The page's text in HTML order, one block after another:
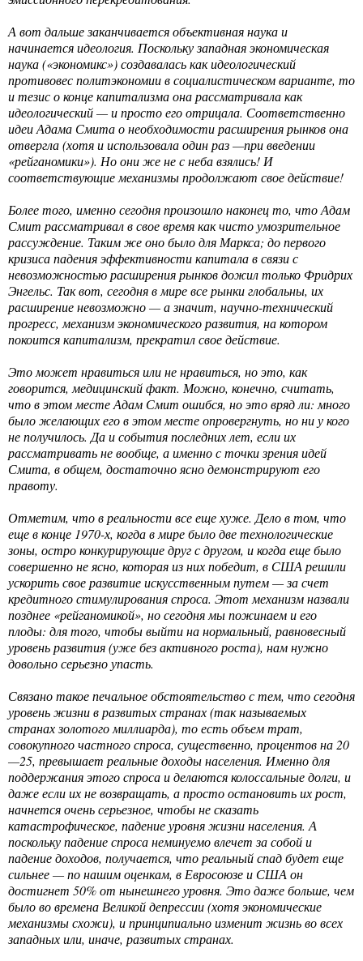
А вот дальше заканчивается объективная наука и
начинается идеология. Поскольку западная экономическая
наука («экономикс») создавалась как идеологический
противовес политэкономии в социалистическом варианте, то
и тезис о конце капитализма она рассматривала как
идеологический — и просто его отрицала. Соответственно
идеи Адама Смита о необходимости расширения рынков она
отвергла (хотя и использовала один раз —при введении
«рейганомики»). Но они же не с неба взялись! И
соответствующие механизмы продолжают свое действие!
Более того, именно сегодня произошло наконец то, что Адам
Смит рассматривал в свое время как чисто умозрительное
рассуждение. Таким же оно было для Маркса; до первого
кризиса падения эффективности капитала в связи с
невозможностью расширения рынков дожил только Фридрих
Энгельс. Так вот, сегодня в мире все рынки глобальны, их
расширение невозможно — а значит, научно-технический
прогресс, механизм экономического развития, на котором
покоится капитализм, прекратил свое действие.
Это может нравиться или не нравиться, но это, как
говорится, медицинский факт. Можно, конечно, считать,
что в этом месте Адам Смит ошибся, но это вряд ли: много
было желающих его в этом месте опровергнуть, но ни у кого
не получилось. Да и события последних лет, если их
рассматривать не вообще, а именно с точки зрения идей
Смита, в общем, достаточно ясно демонстрируют его
правоту.
Отметим, что в реальности все еще хуже. Дело в том, что
еще в конце 1970-х, когда в мире было две технологические
зоны, остро конкурирующие друг с другом, и когда еще было
совершенно не ясно, которая из них победит, в США решили
ускорить свое развитие искусственным путем — за счет
кредитного стимулирования спроса. Этот механизм назвали
позднее «рейганомикой», но сегодня мы пожинаем и его
плоды: для того, чтобы выйти на нормальный, равновесный
уровень развития (уже без активного роста), нам нужно
довольно серьезно упасть.
Связано такое печальное обстоятельство с тем, что сегодня
уровень жизни в развитых странах (так называемых
странах золотого миллиарда), то есть объем трат,
совокупного частного спроса, существенно, процентов на 20
—25, превышает реальные доходы населения. Именно для
поддержания этого спроса и делаются колоссальные долги, и
даже если их не возвращать, а просто остановить их рост,
начнется очень серьезное, чтобы не сказать
катастрофическое, падение уровня жизни населения. А
поскольку падение спроса неминуемо влечет за собой и
падение доходов, получается, что реальный спад будет еще
сильнее — по нашим оценкам, в Евросоюзе и США он
достигнет 50% от нынешнего уровня. Это даже больше, чем
было во времена Великой депрессии (хотя экономические
механизмы схожи), и принципиально изменит жизнь во всех
западных или, иначе, развитых странах.